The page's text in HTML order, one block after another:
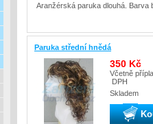
Aranžérská paruka dlouhá. Barva
Paruka střední hnědá
350 Kč
Včetně
DPH
Skladem